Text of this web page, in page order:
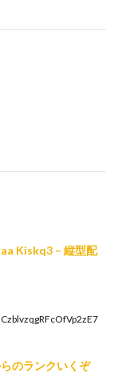
Kiskq3 – 縦型配
のランクいくぞ